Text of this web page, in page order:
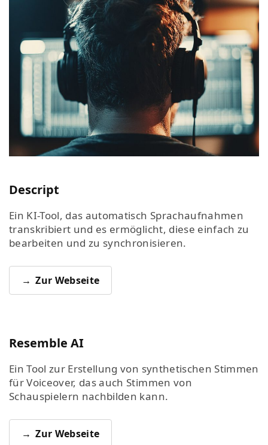
Descript
Ein KI-Tool, das automatisch Sprachaufnahmen
transkribiert und es ermöglicht, diese einfach zu
bearbeiten und zu synchronisieren.
Zur Webseite
Resemble AI
Ein Tool zur Erstellung von synthetischen Stimmen
für Voiceover, das auch Stimmen von
Schauspielern nachbilden kann.
Zur Webseite